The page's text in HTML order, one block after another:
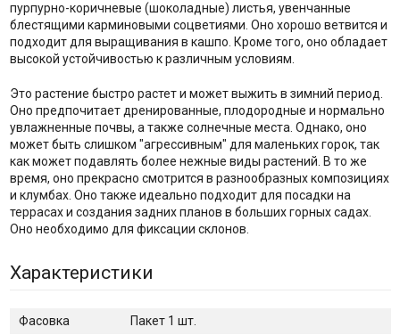
пурпурно-коричневые (шоколадные) листья, увенчанные
блестящими карминовыми соцветиями. Оно хорошо ветвится и
подходит для выращивания в кашпо. Кроме того, оно обладает
высокой устойчивостью к различным условиям.
Это растение быстро растет и может выжить в зимний период.
Оно предпочитает дренированные, плодородные и нормально
увлажненные почвы, а также солнечные места. Однако, оно
может быть слишком "агрессивным" для маленьких горок, так
как может подавлять более нежные виды растений. В то же
время, оно прекрасно смотрится в разнообразных композициях
и клумбах. Оно также идеально подходит для посадки на
террасах и создания задних планов в больших горных садах.
Оно необходимо для фиксации склонов.
Характеристики
Фасовка Пакет 1 шт.